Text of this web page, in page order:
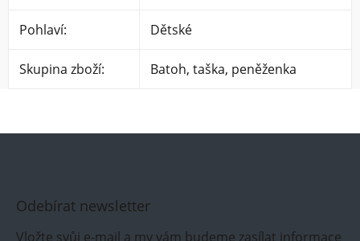
Pohlaví: Dětské
Skupina zboží: Batoh, taška, peněženka
Odebírat newsletter
Vložte svůj e-mail a my vám budeme zasílat informace